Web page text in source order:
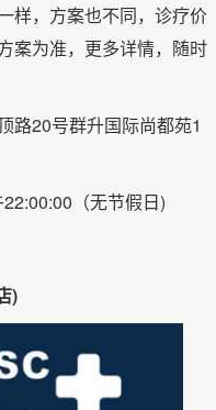
样，方案也不同，诊疗价
案为准，更多详情，随时
路20号群升国际尚都苑1
（无节假日)
)